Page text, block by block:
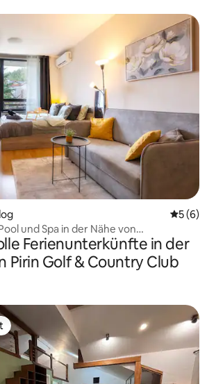
5 (6)
und Spa in der Nähe von
Ferienunterkünfte in der
Pirin Golf & Country Club
Favorit.